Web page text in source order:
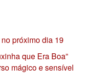
próximo dia 19
que Era Boa”
mágico e sensível